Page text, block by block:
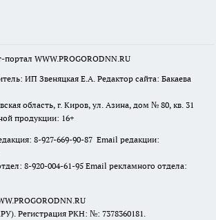
портал WWW.PROGORODNN.RU
ИП Звеняцкая Е.А. Редактор сайта: Бакаева
область, г. Киров, ул. Азина, дом № 80, кв. 31
продукции: 16+
8-927-669-90-87 Email редакции:
8-920-004-61-95 Email рекламного отдела:
Регистрация РКН: №: 7378360181.